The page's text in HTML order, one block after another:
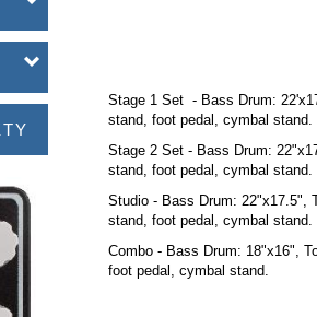
Stage 1 Set - Bass Drum:
stand, foot pedal, cymbal stand.
Stage 2 Set - Bass Drum:
stand, foot pedal, cymbal stand.
Studio - Bass Drum: 22"x17.5",
stand, foot pedal, cymbal stand.
Combo - Bass Drum: 18"x16",
foot pedal, cymbal stand.